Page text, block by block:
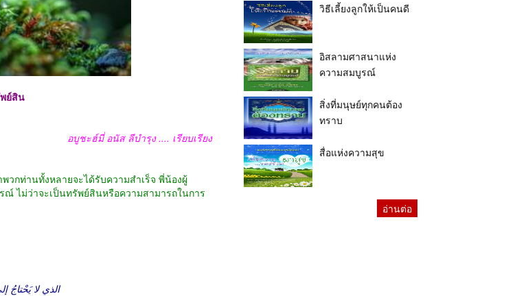
ย์สิน
อบูชะฮ์มี่ อนัส ลีบำรุง .... เรียบเรียง
กท่านทั้งหลายจะได้รับความสำเร็จ พี่น้องผู้
ไม่ว่าจะเป็นทรัพย์สินหรือความสามารถในการ
الذي لا يَحْتاجُ إلى أَحدٍ في شيءٍ و كلُّ أَحَدٍ مُحْتاجٌ إليه
วิธีเลี้ยงลูกให้เป็นคนดี
อิสลามศาสนาแห่ง
ความสมบูรณ์
สิ่งที่มนุษย์ทุกคนต้อง
ทราบ
สื่อแห่งความสุข
อ่านต่อ